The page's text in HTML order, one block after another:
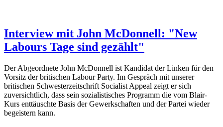
Interview mit John McDonnell: "New
Labours Tage sind gezählt"
Der Abgeordnete John McDonnell ist Kandidat der Linken für den
Vorsitz der britischen Labour Party. Im Gespräch mit unserer
britischen Schwesterzeitschrift Socialist Appeal zeigt er sich
zuversichtlich, dass sein sozialistisches Programm die vom Blair-
Kurs enttäuschte Basis der Gewerkschaften und der Partei wieder
begeistern kann.